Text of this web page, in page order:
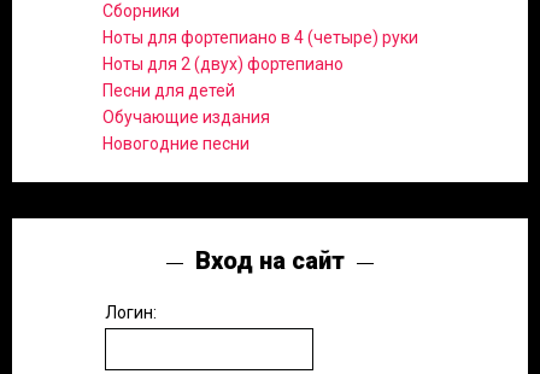
Сборники
Ноты для фортепиано в 4 (четыре) руки
Ноты для 2 (двух) фортепиано
Песни для детей
Обучающие издания
Новогодние песни
Вход на сайт
Логин: